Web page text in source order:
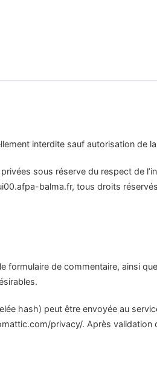
interdite sauf autorisation de la
sous réserve du respect de
balma.fr, tous droits
de commentaire, ainsi
hash) peut être envoyée au
privacy/. Après